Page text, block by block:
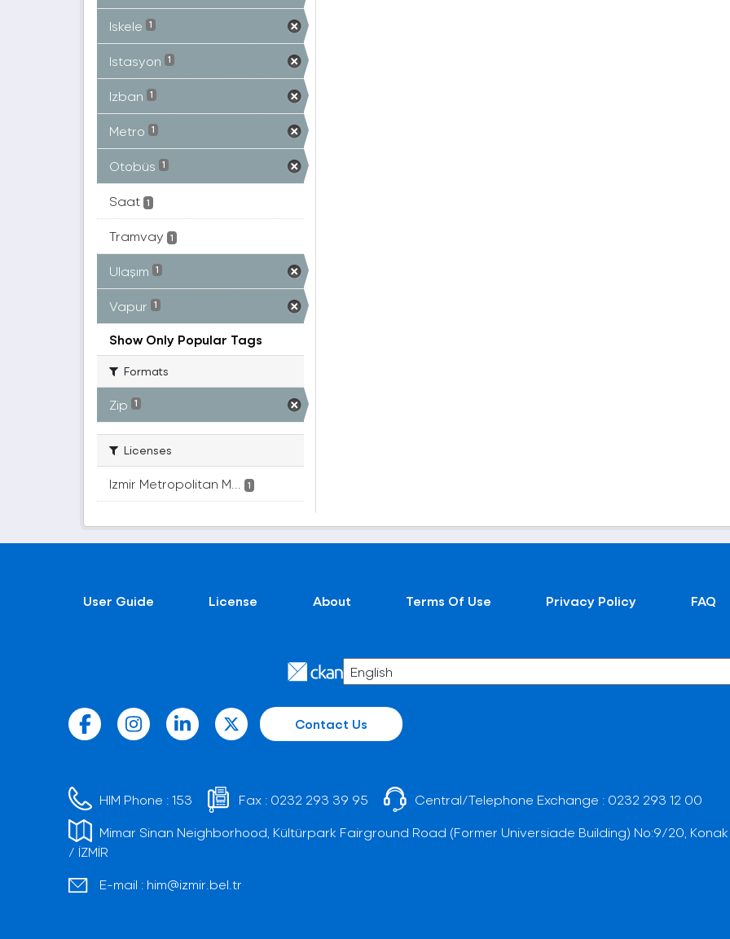
Iskele 1
Istasyon 1
Izban 1
Metro 1
Otobüs 1
Saat 1
Tramvay 1
Ulaşım 1
Vapur 1
Show Only Popular Tags
Formats
Zip 1
Licenses
Izmir Metropolitan M... 1
User Guide License About Terms Of Use Privacy Policy FAQ
Contact Us
HIM Phone :153 Fax : 0232 293 39 95 Central/Telephone Exchange : 0232 293 12 00
Mimar Sinan Neighborhood, Kültürpark Fairground Road (Former Universiade Building) No:9/20, Konak
/ İZMİR
E-mail : him@izmir.bel.tr